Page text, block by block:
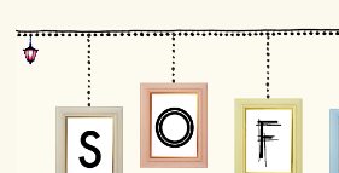
BLOG ブログ
RECRUIT リクルート
CONTACT コンタクト